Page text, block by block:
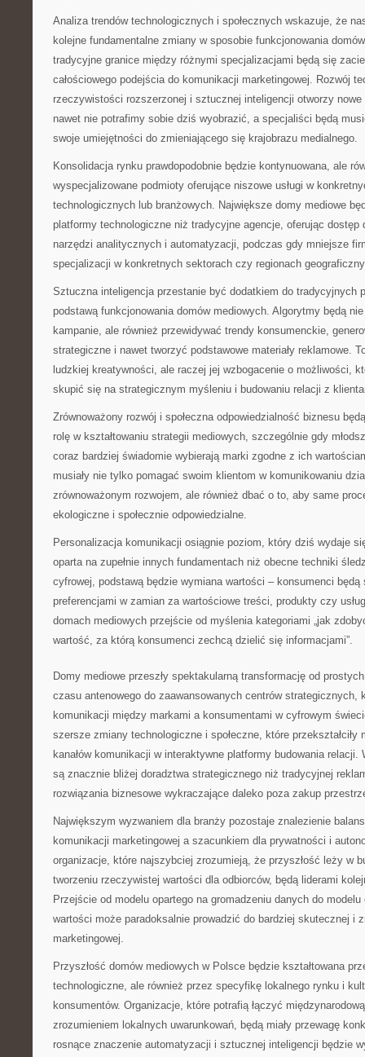
Analiza trendów technologicznych i społecznych wskazuje, że
kolejne fundamentalne zmiany w sposobie funkcjonowania
tradycyjne granice między różnymi specjalizacjami będą się
całościowego podejścia do komunikacji marketingowej. Rozwój
rzeczywistości rozszerzonej i sztucznej inteligencji otworzy
nawet nie potrafimy sobie dziś wyobrazić, a specjaliści będą
swoje umiejętności do zmieniającego się krajobrazu medialnego.
Konsolidacja rynku prawdopodobnie będzie kontynuowana, ale
wyspecjalizowane podmioty oferujące niszowe usługi w
technologicznych lub branżowych. Największe domy mediowe
platformy technologiczne niż tradycyjne agencje, oferując dostęp
narzędzi analitycznych i automatyzacji, podczas gdy mniejsze
specjalizacji w konkretnych sektorach czy regionach
Sztuczna inteligencja przestanie być dodatkiem do tradycyjnych
podstawą funkcjonowania domów mediowych. Algorytmy będą
kampanie, ale również przewidywać trendy konsumenckie,
strategiczne i nawet tworzyć podstawowe materiały reklamowe.
ludzkiej kreatywności, ale raczej jej wzbogacenie o możliwości,
skupić się na strategicznym myśleniu i budowaniu relacji z
Zrównoważony rozwój i społeczna odpowiedzialność biznesu
rolę w kształtowaniu strategii mediowych, szczególnie gdy
coraz bardziej świadomie wybierają marki zgodne z ich
musiały nie tylko pomagać swoim klientom w komunikowaniu
zrównoważonym rozwojem, ale również dbać o to, aby same
ekologiczne i społecznie odpowiedzialne.
Personalizacja komunikacji osiągnie poziom, który dziś wydaje
oparta na zupełnie innych fundamentach niż obecne techniki
cyfrowej, podstawą będzie wymiana wartości – konsumenci
preferencjami w zamian za wartościowe treści, produkty czy
domach mediowych przejście od myślenia kategoriami „jak
wartość, za którą konsumenci zechcą dzielić się informacjami”.
Domy mediowe przeszły spektakularną transformację od
czasu antenowego do zaawansowanych centrów strategicznych,
komunikacji między markami a konsumentami w cyfrowym
szersze zmiany technologiczne i społeczne, które przekształciły
kanałów komunikacji w interaktywne platformy budowania relacji.
są znacznie bliżej doradztwa strategicznego niż tradycyjnej
rozwiązania biznesowe wykraczające daleko poza zakup
Największym wyzwaniem dla branży pozostaje znalezienie
komunikacji marketingowej a szacunkiem dla prywatności i
organizacje, które najszybciej zrozumieją, że przyszłość leży w
tworzeniu rzeczywistej wartości dla odbiorców, będą liderami
Przejście od modelu opartego na gromadzeniu danych do
wartości może paradoksalnie prowadzić do bardziej skutecznej i
marketingowej.
Przyszłość domów mediowych w Polsce będzie kształtowana
technologiczne, ale również przez specyfikę lokalnego rynku i
konsumentów. Organizacje, które potrafią łączyć
zrozumieniem lokalnych uwarunkowań, będą miały przewagę
rosnące znaczenie automatyzacji i sztucznej inteligencji będzie